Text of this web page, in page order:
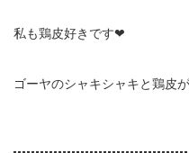
私も鶏皮好きです❤
ゴーヤのシャキシャキと鶏皮